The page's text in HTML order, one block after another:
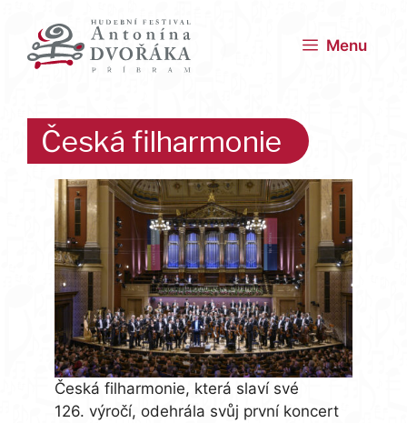
obsah
Menu
Česká filharmonie
Česká filharmonie, která slaví své
126. výročí, odehrála svůj první koncert